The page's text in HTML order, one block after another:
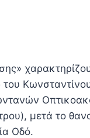
μετά το
Οδό.